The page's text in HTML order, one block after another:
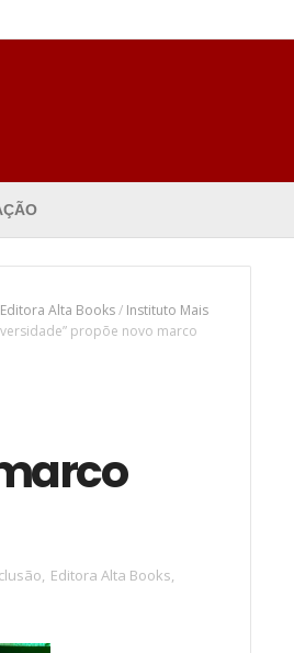
Editora Alta Books/ Instituto Mais
propõe novo marco
, Editora Alta Books,